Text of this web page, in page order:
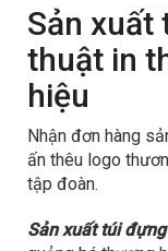
Sản xuất
thuật in
hiệu
Nhận đơn hàng
ấn thêu logo
tập đoàn.
Sản xuất túi